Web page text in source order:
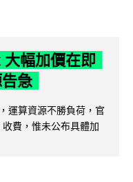
幅加價在即
急
運算資源不勝負荷，官
費，惟未公布具體加